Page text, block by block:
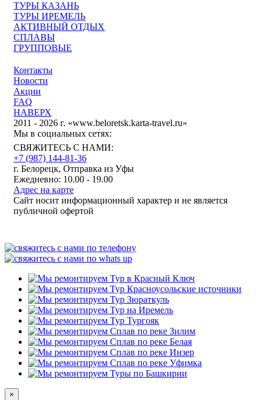
Контакты
Новости
Акции
FAQ
НАВЕРХ
2011 - 2026 г. «www.beloretsk.karta-travel.ru»
ТУРЫ КАЗАНЬ
ТУРЫ ИРЕМЕЛЬ
АКТИВНЫЙ ОТДЫХ
СПЛАВЫ
ГРУППОВЫЕ
Мы в социальных сетях:
СВЯЖИТЕСЬ С НАМИ:
+7 (987) 144-81-36
г. Белорецк, Отправка из Уфы
Ежедневно: 10.00 - 19.00
Адрес на карте
Сайт носит информационный характер и не является
публичной офертой
×